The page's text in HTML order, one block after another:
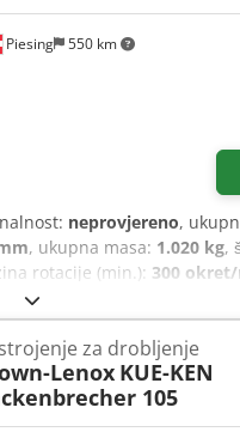
Piesing 550 km
neprovjereno,
, ukupna masa: 1.020 kg,
rotacije (min.): 300
za drobljenje
Lenox KUE-KEN
105